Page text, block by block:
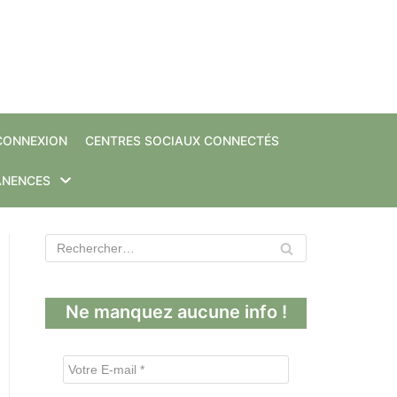
CENTRES SOCIAUX CONNECTÉS
Ne manquez aucune info !
V
o